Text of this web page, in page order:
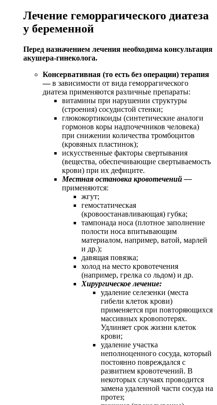
Лечение геморрагического диатеза
у беременной
Перед назначением лечения необходима консультация
акушера-гинеколога.
Консервативная (то есть без операции) терапия
—в зависимости от вида геморрагического
диатеза применяются различные препараты:
витамины при нарушении структуры
(строения) сосудистой стенки;
глюкокортикоиды (синтетические аналоги
гормонов коры надпочечников человека)
при снижении количества тромбоцитов
(кровяных пластинок);
искусственные факторы свертывания
(вещества, обеспечивающие свертываемость
крови) при их дефиците.
Местная остановка кровотечений —
применяются:
жгут;
гемостатическая
(кровоостанавливающая) губка;
тампонада носа (плотное заполнение
полости носа впитывающим
материалом, например, ватой, марлей
и др.);
давящая повязка;
холод на место кровотечения
(например, грелка со льдом) и др.
Хирургическое лечение:
удаление селезенки (места
гибели клеток крови)
применяется при повторяющихся
массивных кровопотерях.
Удлиняет срок жизни клеток
крови;
удаление участка
неполноценного сосуда, который
постоянно повреждался с
развитием кровотечений. В
некоторых случаях проводится
замена удаленной части сосуда на
протез;